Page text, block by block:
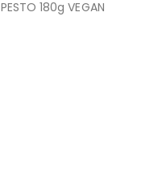
PESTO 180g VEGAN